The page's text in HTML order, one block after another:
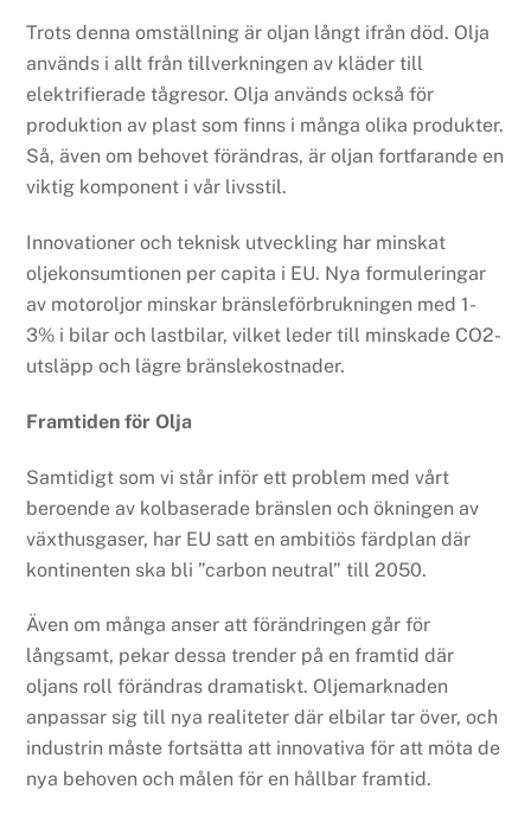
Trots denna omställning är oljan långt ifrån död. Olja
används i allt från tillverkningen av kläder till
elektrifierade tågresor. Olja används också för
produktion av plast som finns i många olika produkter.
Så, även om behovet förändras, är oljan fortfarande en
viktig komponent i vår livsstil.
Innovationer och teknisk utveckling har minskat
oljekonsumtionen per capita i EU. Nya formuleringar
av motoroljor minskar bränsleförbrukningen med 1-
3% i bilar och lastbilar, vilket leder till minskade CO2-
utsläpp och lägre bränslekostnader.
Framtiden för Olja
Samtidigt som vi står inför ett problem med vårt
beroende av kolbaserade bränslen och ökningen av
växthusgaser, har EU satt en ambitiös färdplan där
kontinenten ska bli ”carbon neutral” till 2050.
Även om många anser att förändringen går för
långsamt, pekar dessa trender på en framtid där
oljans roll förändras dramatiskt. Oljemarknaden
anpassar sig till nya realiteter där elbilar tar över, och
industrin måste fortsätta att innovativa för att möta de
nya behoven och målen för en hållbar framtid.